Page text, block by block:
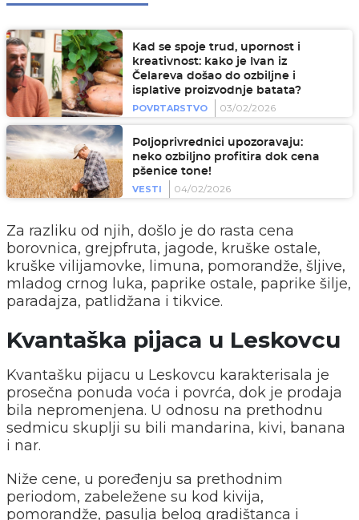
Kad se spoje trud, upornost i
kreativnost: kako je Ivan iz
Čelareva došao do ozbiljne i
isplative proizvodnje batata?
POVRTARSTVO
03/02/2026
Poljoprivrednici upozoravaju:
neko ozbiljno profitira dok cena
pšenice tone!
VESTI
04/02/2026
Za razliku od njih, došlo je do rasta cena
borovnica, grejpfruta, jagode, kruške ostale,
kruške vilijamovke, limuna, pomorandže, šljive,
mladog crnog luka, paprike ostale, paprike šilje,
paradajza, patlidžana i tikvice.
Kvantaška pijaca u Leskovcu
Kvantašku pijacu u Leskovcu karakterisala je
prosečna ponuda voća i povrća, dok je prodaja
bila nepromenjena. U odnosu na prethodnu
sedmicu skuplji su bili mandarina, kivi, banana
i nar.
Niže cene, u poređenju sa prethodnim
periodom, zabeležene su kod kivija,
pomorandže, pasulja belog gradištanca i